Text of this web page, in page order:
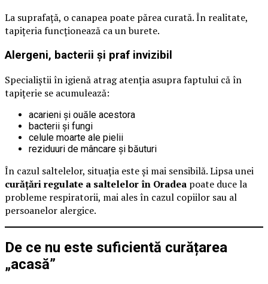
La suprafață, o canapea poate părea curată. În realitate,
tapițeria funcționează ca un burete.
Alergeni, bacterii și praf invizibil
Specialiștii în igienă atrag atenția asupra faptului că în
tapițerie se acumulează:
acarieni și ouăle acestora
bacterii și fungi
celule moarte ale pielii
reziduuri de mâncare și băuturi
În cazul saltelelor, situația este și mai sensibilă. Lipsa unei
curățări regulate a saltelelor în Oradea poate duce la
probleme respiratorii, mai ales în cazul copiilor sau al
persoanelor alergice.
De ce nu este suficientă curățarea
„acasă”